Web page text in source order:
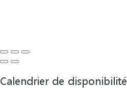
Calendrier de disponibilité